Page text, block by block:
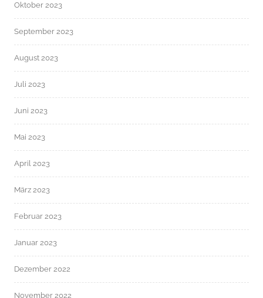
Oktober 2023
September 2023
August 2023
Juli 2023
Juni 2023
Mai 2023
April 2023
März 2023
Februar 2023
Januar 2023
Dezember 2022
November 2022